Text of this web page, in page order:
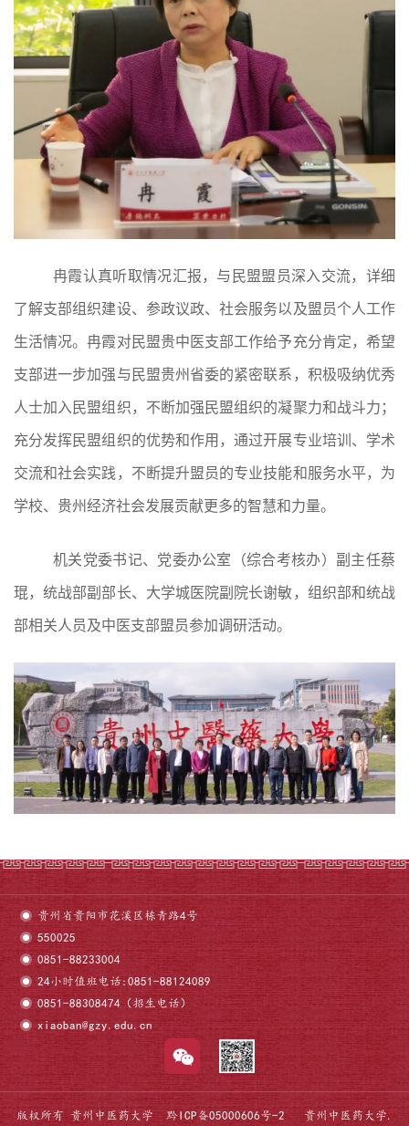
冉霞认真听取情况汇报，与民盟盟员深入交流，详细
了解支部组织建设、参政议政、社会服务以及盟员个人工作
生活情况。冉霞对民盟贵中医支部工作给予充分肯定，希望
支部进一步加强与民盟贵州省委的紧密联系，积极吸纳优秀
人士加入民盟组织，不断加强民盟组织的凝聚力和战斗力；
充分发挥民盟组织的优势和作用，通过开展专业培训、学术
交流和社会实践，不断提升盟员的专业技能和服务水平，为
学校、贵州经济社会发展贡献更多的智慧和力量。
机关党委书记、党委办公室（综合考核办）副主任蔡
琨，统战部副部长、大学城医院副院长谢敏，组织部和统战
部相关人员及中医支部盟员参加调研活动。
贵州省贵阳市花溪区栋青路4号
550025
0851-88233004
24小时值班电话:0851-88124089
0851-88308474（招生电话）
xiaoban@gzy.edu.cn
版权所有 贵州中医药大学 黔ICP备05000606号-2 贵州中医药大学.